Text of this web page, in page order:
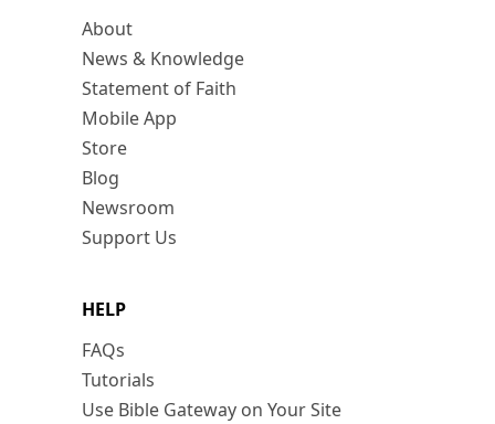
About
News & Knowledge
Statement of Faith
Mobile App
Store
Blog
Newsroom
Support Us
HELP
FAQs
Tutorials
Use Bible Gateway on Your Site